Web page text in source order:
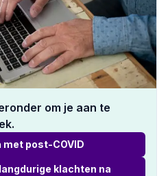
om je aan te
met post-COVID
klachten na